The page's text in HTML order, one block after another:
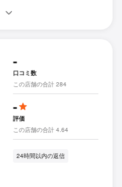
-
口コミ数
この店舗の合計 284
-
評価
この店舗の合計 4.64
24時間以内の返信